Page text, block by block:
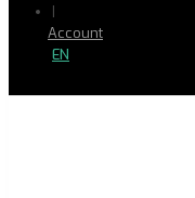
|
Account
EN